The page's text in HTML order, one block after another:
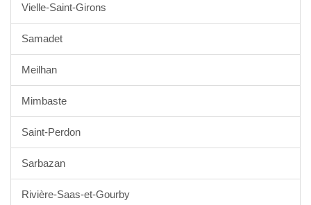
Vielle-Saint-Girons
Samadet
Meilhan
Mimbaste
Saint-Perdon
Sarbazan
Rivière-Saas-et-Gourby